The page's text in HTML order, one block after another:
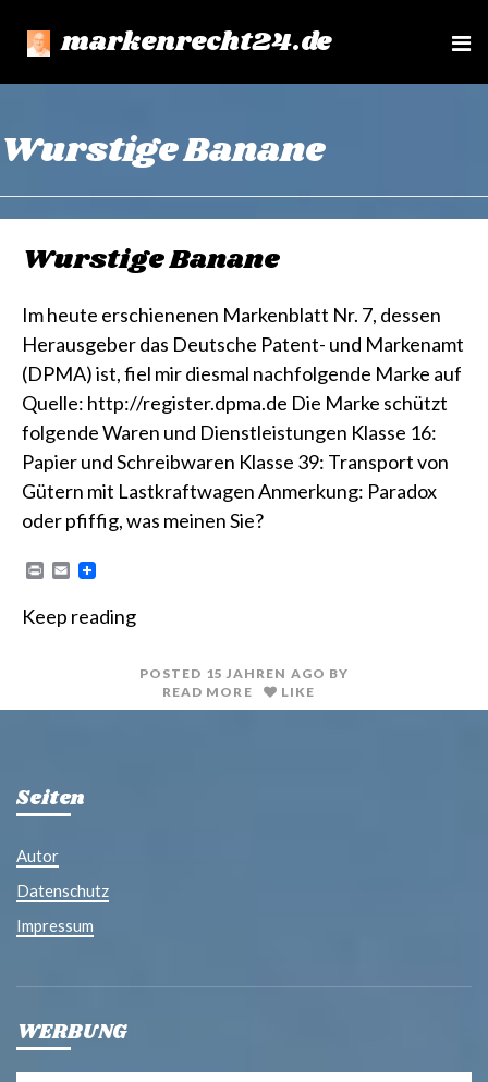
markenrecht24.de
e
Wurstige Banane
Wurstige Banane
Im heute erschienenen Markenblatt Nr. 7, dessen
Herausgeber das Deutsche Patent- und Markenamt
(DPMA) ist, fiel mir diesmal nachfolgende Marke auf
Quelle: http://register.dpma.de Die Marke schützt
folgende Waren und Dienstleistungen Klasse 16:
Papier und Schreibwaren Klasse 39: Transport von
Gütern mit Lastkraftwagen Anmerkung: Paradox
oder pfiffig, was meinen Sie?
n
E
i
Keep reading
POSTED 15 JAHREN AGO BY
READ MORE
LIKE
Seiten
Autor
Datenschutz
Impressum
WERBUNG